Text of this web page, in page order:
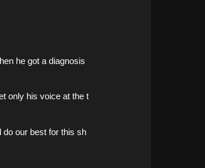
he got a diagnosis
only his voice at the t
our best for this sh